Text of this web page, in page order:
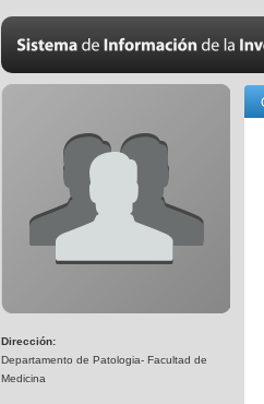
Dirección:
Departamento de Patologia- Facultad de
Medicina